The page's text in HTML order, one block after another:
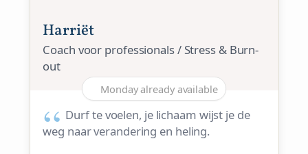
Harriët
Coach voor professionals / Stress & Burn-
out
Monday already available
Durf te voelen, je lichaam wijst je de
weg naar verandering en heling.